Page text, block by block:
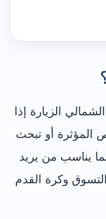
الزيارة إذا
المؤثرة أو تبحث
يناسب من يريد
وكرة القدم